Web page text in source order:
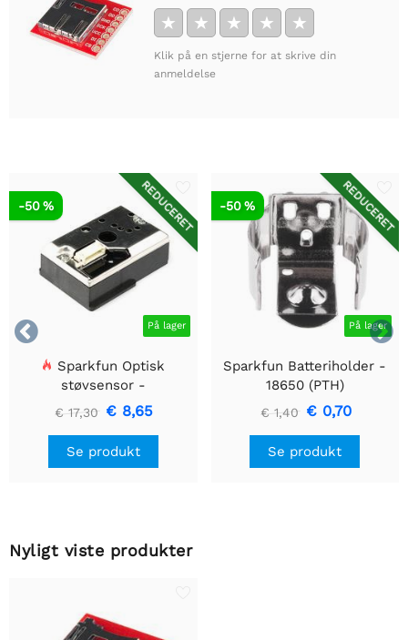
★ ★ ★ ★ ★
Klik på en stjerne for at skrive din
anmeldelse


REDUCERET
På lager
-50 %
Sparkfun Optisk
støvsensor -
GP2Y1010AU0F
€ 17,30 € 8,65
Se produkt
REDUCERET
På lager
-50 %
Sparkfun Batteriholder -
18650 (PTH)
€ 1,40 € 0,70
Se produkt
Nyligt viste produkter